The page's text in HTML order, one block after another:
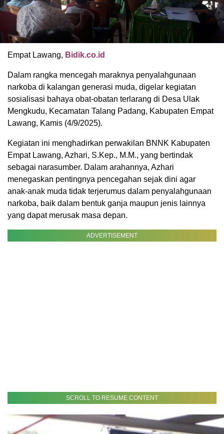
Empat Lawang, Bidik.co.id
Dalam rangka mencegah maraknya penyalahgunaan
narkoba di kalangan generasi muda, digelar kegiatan
sosialisasi bahaya obat-obatan terlarang di Desa Ulak
Mengkudu, Kecamatan Talang Padang, Kabupaten Empat
Lawang, Kamis (4/9/2025).
Kegiatan ini menghadirkan perwakilan BNNK Kabupaten
Empat Lawang, Azhari, S.Kep., M.M., yang bertindak
sebagai narasumber. Dalam arahannya, Azhari
menegaskan pentingnya pencegahan sejak dini agar
anak-anak muda tidak terjerumus dalam penyalahgunaan
narkoba, baik dalam bentuk ganja maupun jenis lainnya
yang dapat merusak masa depan.
ADVERTISEMENT
SCROLL TO RESUME CONTENT